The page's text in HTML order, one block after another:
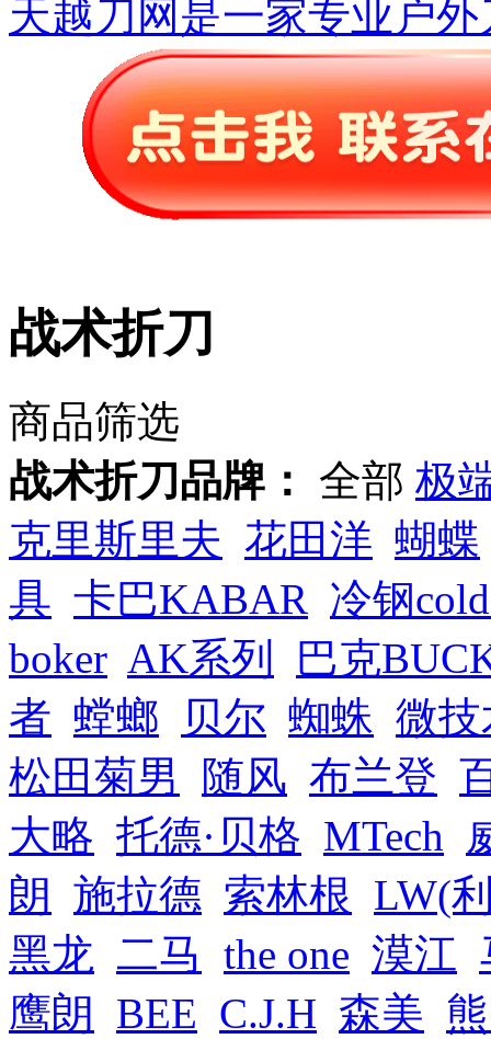
天越刀网是一家专业户
战术折刀
商品筛选
战术折刀品牌：
全部 极
克里斯里夫 花田洋 蝴蝶
具 卡巴KABAR 冷钢
boker AK系列 巴克
者 螳螂 贝尔 蜘蛛 微技
松田菊男
随风 布兰登
大略 托德·贝格 MTech
朗 施拉德 索林根 LW(
黑龙 二马 the one 漠江
鹰朗 BEE C.J.H 森美